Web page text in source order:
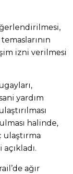
izni verilmesi
yardım
halinde,
ulaştırma
ağır